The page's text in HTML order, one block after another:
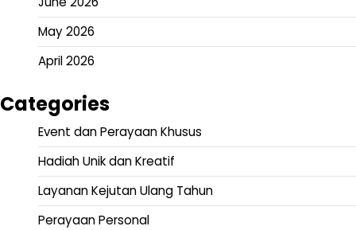
May 2026
April 2026
Categories
Event dan Perayaan Khusus
Hadiah Unik dan Kreatif
Layanan Kejutan Ulang Tahun
Perayaan Personal